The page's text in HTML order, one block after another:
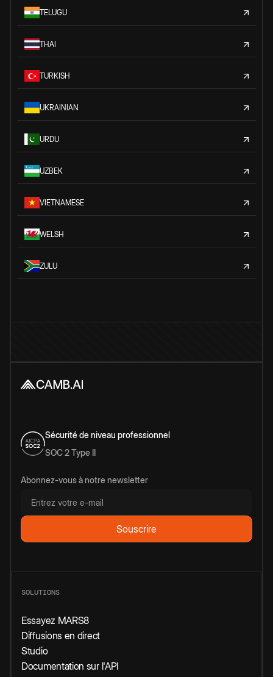
TELUGU
THAI
TURKISH
UKRAINIAN
URDU
UZBEK
VIETNAMESE
WELSH
ZULU
Sécurité de niveau professionnel
SOC 2 Type II
Abonnez-vous à notre newsletter
SOLUTIONS
Essayez MARS8
Diffusions en direct
Studio
Documentation sur l'API